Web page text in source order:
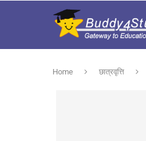
Home छात्रवृत्ति